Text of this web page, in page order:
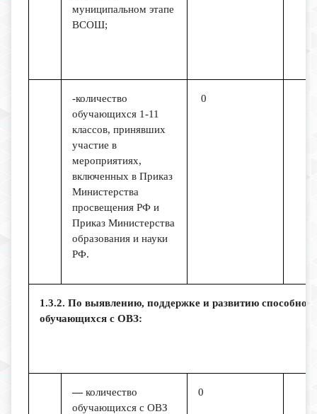
муниципальном этапе
ВСОШ;
-количество
обучающихся 1-11
классов, принявших
участие в
мероприятиях,
включенных в Приказ
Министерства
просвещения РФ и
Приказ Министерства
образования и науки
РФ.
0
1.3.2. По выявлению, поддержке и развитию
обучающихся с ОВЗ:
—количество
обучающихся с ОВЗ
0